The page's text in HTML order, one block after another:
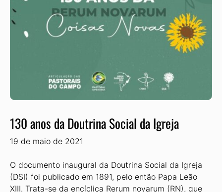
130 anos da Doutrina Social da Igreja
19 de maio de 2021
O documento inaugural da Doutrina Social da Igreja
(DSI) foi publicado em 1891, pelo então Papa Leão
XIII. Trata-se da encíclica Rerum novarum (RN), que